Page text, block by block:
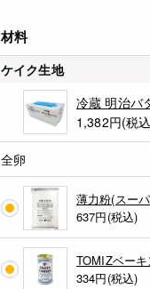
材料
ケイク生地
冷蔵 明治バ
1,382円(税
全卵
薄力粉(スー
637円(税込)
TOMIZベー
334円(税込)